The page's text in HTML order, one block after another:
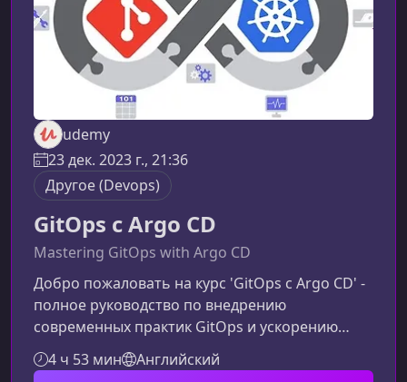
udemy
23 дек. 2023 г., 21:36
Другое (Devops)
GitOps с Argo CD
Mastering GitOps with Argo CD
Добро пожаловать на курс 'GitOps с Argo CD' -
полное руководство по внедрению
современных практик GitOps и ускорению
вашего процесса непрерывной поставки с
использованием Argo CD. Вы узнаете основы
4 ч 53 мин Английский